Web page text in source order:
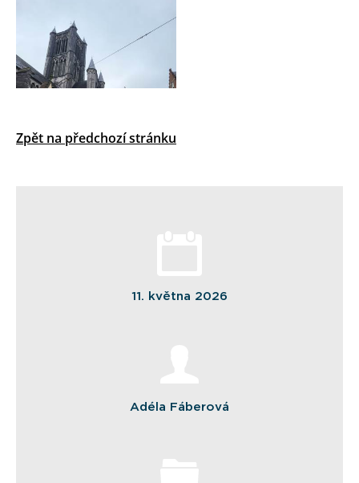
Zpět na předchozí stránku
11. května 2026
Adéla Fáberová